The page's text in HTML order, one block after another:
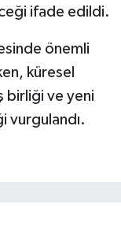
ifade edildi.
önemli
küresel
birliği ve yeni
vurgulandı.